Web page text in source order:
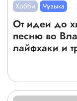
Хобби Музыка
От идеи до
песню во
лайфхаки и